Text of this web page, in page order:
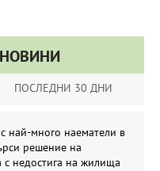
ПОСЛЕДНИ 30 ДНИ
най-много наематели в
решение на
с недостига на жилища